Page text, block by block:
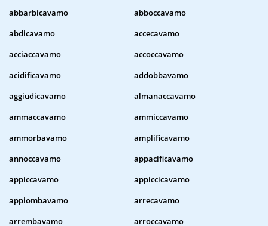
abbarbicavamo
abboccavamo
abdicavamo
accecavamo
acciaccavamo
accoccavamo
acidificavamo
addobbavamo
aggiudicavamo
almanaccavamo
ammaccavamo
ammiccavamo
ammorbavamo
amplificavamo
annoccavamo
appacificavamo
appiccavamo
appiccicavamo
appiombavamo
arrecavamo
arrembavamo
arroccavamo